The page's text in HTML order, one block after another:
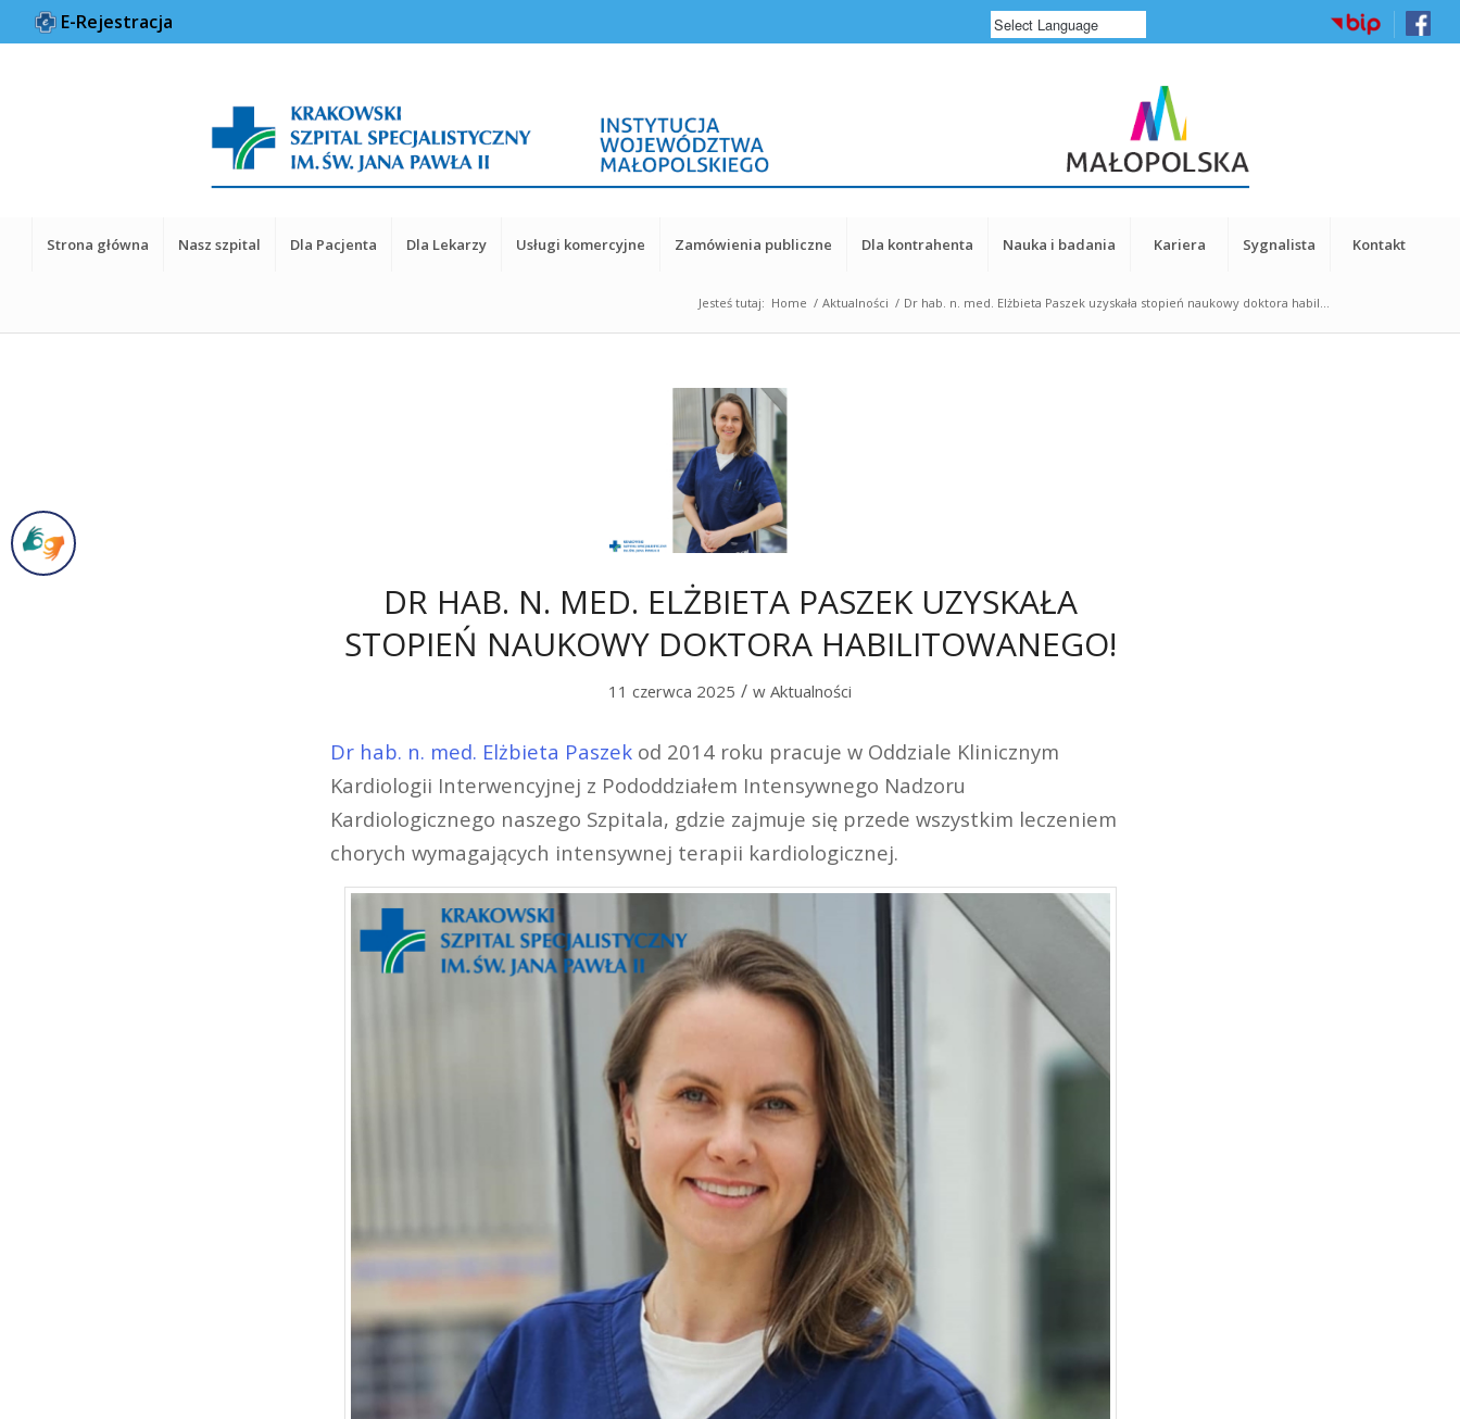
E-Rejestracja
Strona główna Nasz szpital Dla Pacjenta Dla Lekarzy Usługi komercyjne Zamówienia publiczne Dla kontrahenta Nauka i badania Kariera Sygnalista Kontakt
Jesteś tutaj: Home / Aktualności / Dr hab. n. med. Elżbieta Paszek uzyskała stopień naukowy doktora habil...
DR HAB. N. MED. ELŻBIETA PASZEK UZYSKAŁA
STOPIEŃ NAUKOWY DOKTORA HABILITOWANEGO!
11 czerwca 2025 / w Aktualności
Dr hab. n. med. Elżbieta Paszek od 2014 roku pracuje w Oddziale Klinicznym
Kardiologii Interwencyjnej z Pododdziałem Intensywnego Nadzoru
Kardiologicznego naszego Szpitala, gdzie zajmuje się przede wszystkim leczeniem
chorych wymagających intensywnej terapii kardiologicznej.